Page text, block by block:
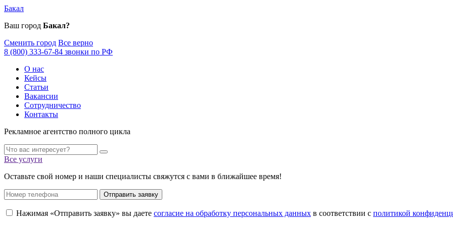
Бакал
Ваш город Бакал?
Сменить город Все верно
8 (800) 333-67-84 звонки по РФ
О нас
Кейсы
Статьи
Вакансии
Сотрудничество
Контакты
Рекламное агентство полного цикла
Все услуги
Оставьте свой номер и наши специалисты свяжутся с вами в ближайшее время!
Отправить заявку
Нажимая «Отправить заявку» вы даете согласие на обработку персональных данных в соответствии с политикой